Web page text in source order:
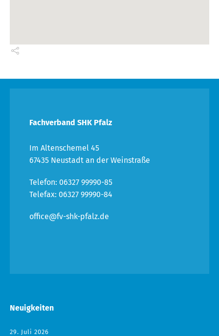
Fachverband SHK Pfalz
Im Altenschemel 45
67435 Neustadt an der Weinstraße
Telefon: 06327 99990-85
Telefax: 06327 99990-84
office@fv-shk-pfalz.de
Neuigkeiten
29. Juli 2026